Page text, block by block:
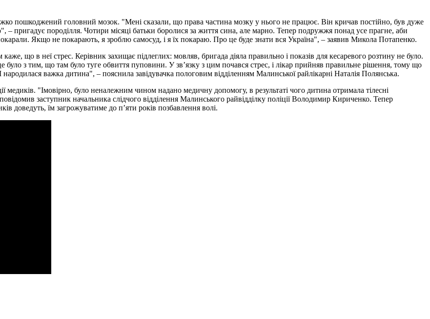
пошкоджений головний мозок. "Мені сказали, що права частина мозку у нього не працює. Він кричав постійно, був дуже
пригадує породілля. Чотири місяці батьки боролися за життя сина, але марно. Тепер подружжя понад усе прагне, аби
Якщо не покарають, я зроблю самосуд, і я їх покараю. Про це буде знати вся Україна", – заявив Микола Потапенко.
що в неї стрес. Керівник захищає підлеглих: мовляв, бригада діяла правильно і показів для кесаревого розтину не було.
було з тим, що там було туге обвиття пуповини. У зв’язку з цим почався стрес, і лікар прийняв правильне рішення, тому що
важка дитина", – пояснила завідувачка пологовим відділенням Малинської райлікарні Наталія Полянська.
медиків. "Імовірно, було неналежним чином надано медичну допомогу, в результаті чого дитина отримала тілесні
заступник начальника слідчого відділення Малинського райвідділку поліції Володимир Кириченко. Тепер
доведуть, їм загрожуватиме до п’яти років позбавлення волі.